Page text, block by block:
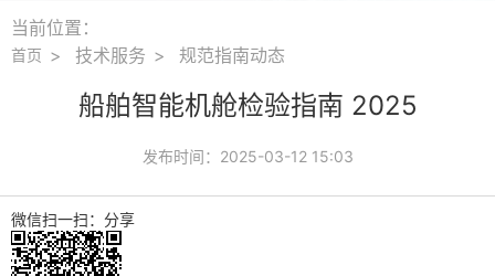
当前位置：
首页 技术服务 规范指南动态
船舶智能机舱检验指南 2025
发布时间： 2025-03-12 15:03
微信扫一扫：分享